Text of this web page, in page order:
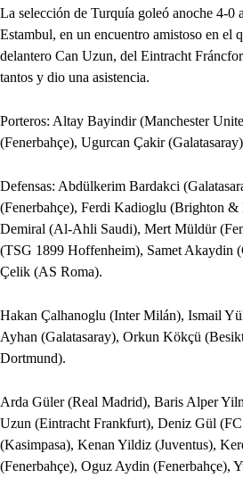
La selección de Turquía goleó anoche 4-0
Estambul, en un encuentro amistoso en el
delantero Can Uzun, del Eintracht
tantos y dio una asistencia.
Porteros: Altay Bayindir (Manchester
(Fenerbahçe), Ugurcan Çakir (Galatasaray)
Defensas: Abdülkerim Bardakci
(Fenerbahçe), Ferdi Kadioglu (Brighton
Demiral (Al-Ahli Saudi), Mert Müldür
(TSG 1899 Hoffenheim), Samet Akaydin
Çelik (AS Roma).
Hakan Çalhanoglu (Inter Milán), Ismail
Ayhan (Galatasaray), Orkun Kökçü
Dortmund).
Arda Güler (Real Madrid), Baris Alper
Uzun (Eintracht Frankfurt), Deniz Gül
(Kasimpasa), Kenan Yildiz (Juventus),
(Fenerbahçe), Oguz Aydin (Fenerbahçe),